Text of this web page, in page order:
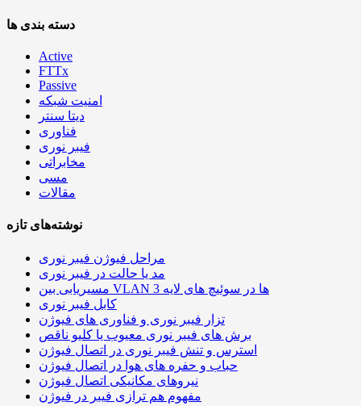
دسته بندی ها
Active
FTTx
Passive
امنیت شبکه
دیتا سنتر
فناوری
فیبر نوری
مخابراتی
مسی
مقالات
نوشته‌های تازه
مراحل فیوژن فیبر نوری
مد یا حالت در فیبر نوری
مسیریابی بین VLAN ها در سوئیچ های لایه 3
کابل فیبر نوری
تزار فیبر نوری و فناوری های فیوژن
برش های فیبر نوری معیوب یا کلیو ناقص
استرس و تنش فیبر نوری در اتصال فیوژن
حباب و حفره‌ های هوا در اتصال فیوژن
نیروهای مکانیکی اتصال فیوژن
مفهوم هم ترازی فیبر در فیوژن